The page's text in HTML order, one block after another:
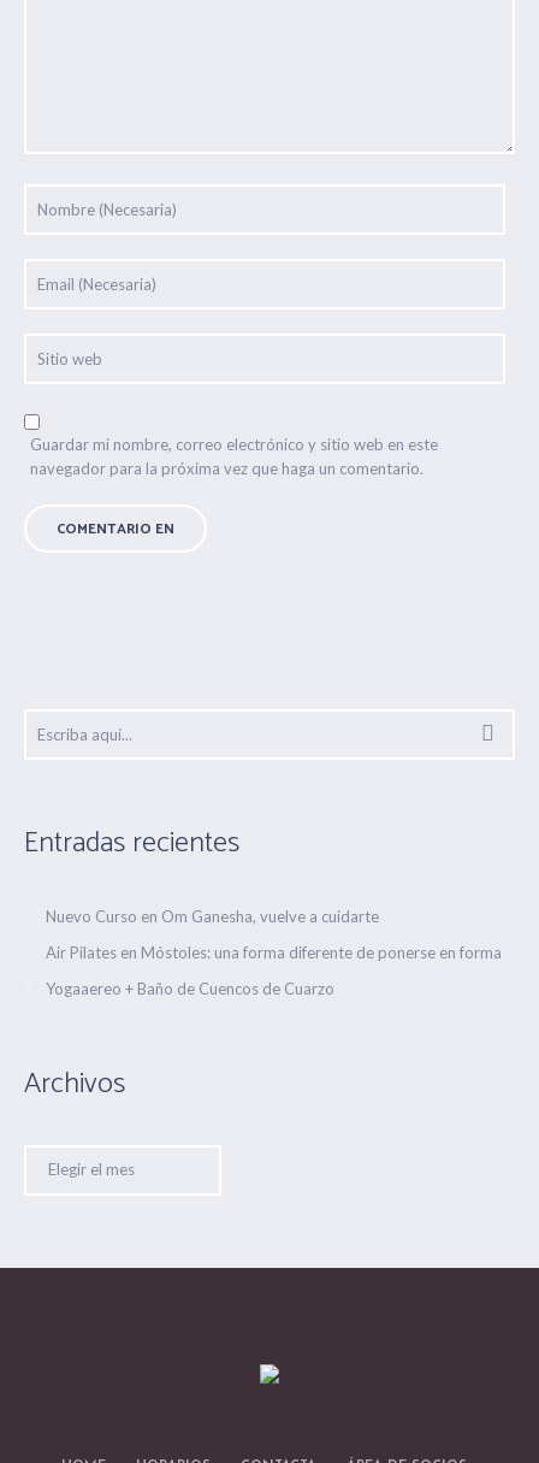
Guardar mi nombre, correo electrónico y sitio web en este
navegador para la próxima vez que haga un comentario.
Entradas recientes
Nuevo Curso en Om Ganesha, vuelve a cuidarte
Air Pilates en Móstoles: una forma diferente de ponerse en forma
Yogaaereo + Baño de Cuencos de Cuarzo
Archivos